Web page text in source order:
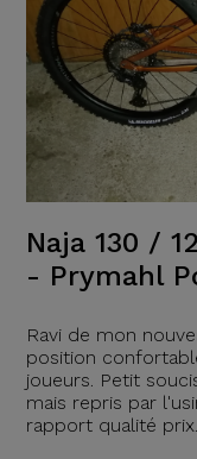
Naja 130 /
- Prymahl
Ravi de mon
position
joueurs. Petit
mais repris par
rapport qualité prix.